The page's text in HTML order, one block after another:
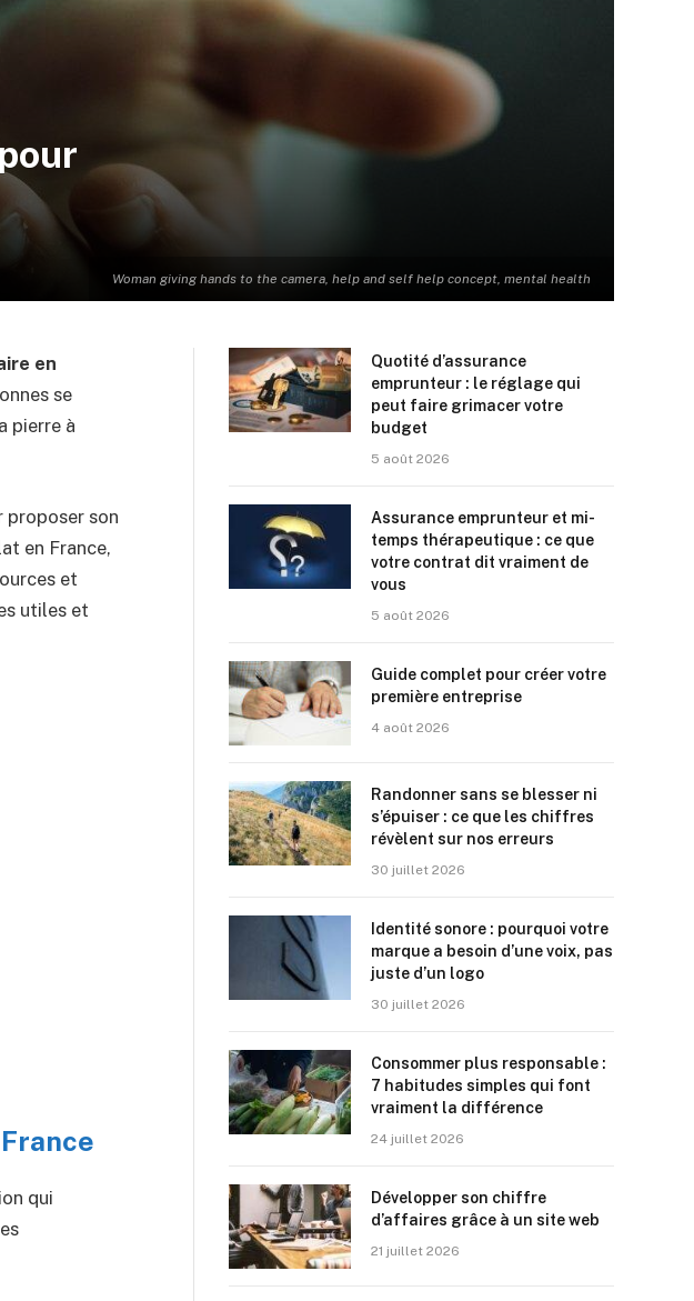
Woman giving hands to the camera, help and self help concept, mental health
en
se
pierre à
proposer son
en France,
et
utiles et
qui
Quotité d’assurance
emprunteur : le réglage qui
peut faire grimacer votre
budget
5 août 2026
Assurance emprunteur et mi-
temps thérapeutique : ce que
votre contrat dit vraiment de
vous
5 août 2026
Guide complet pour créer votre
première entreprise
4 août 2026
Randonner sans se blesser ni
s’épuiser : ce que les chiffres
révèlent sur nos erreurs
30 juillet 2026
Identité sonore : pourquoi votre
marque a besoin d’une voix, pas
juste d’un logo
30 juillet 2026
Consommer plus responsable :
7 habitudes simples qui font
vraiment la différence
24 juillet 2026
Développer son chiffre
d’affaires grâce à un site web
21 juillet 2026